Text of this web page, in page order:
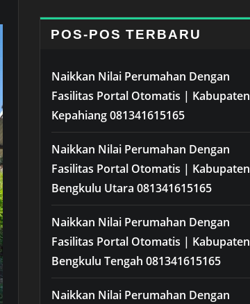
POS-POS TERBARU
Naikkan Nilai Perumahan Dengan
Fasilitas Portal Otomatis | Kabupaten
Kepahiang 081341615165
Naikkan Nilai Perumahan Dengan
Fasilitas Portal Otomatis | Kabupaten
Bengkulu Utara 081341615165
Naikkan Nilai Perumahan Dengan
Fasilitas Portal Otomatis | Kabupaten
Bengkulu Tengah 081341615165
Naikkan Nilai Perumahan Dengan